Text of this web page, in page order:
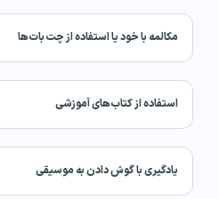
مکالمه با خود یا استفاده از چت بات‌ها
استفاده از کتاب‌های آموزشی
یادگیری با گوش دادن به موسیقی